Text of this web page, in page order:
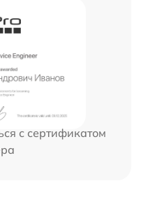
с сертификатом